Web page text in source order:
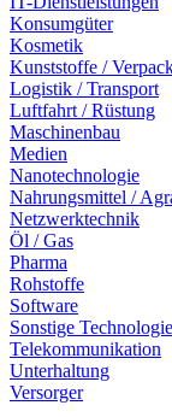
Konsumgüter
Kosmetik
Kunststoffe /
Logistik / Transport
Luftfahrt / Rüstung
Maschinenbau
Medien
Nanotechnologie
Nahrungsmittel /
Netzwerktechnik
Öl / Gas
Pharma
Rohstoffe
Software
Sonstige Technologie
Telekommunikation
Unterhaltung
Versorger